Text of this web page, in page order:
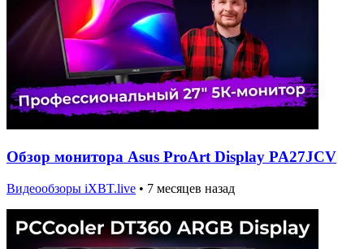
Обзор монитора Asus ProArt Display PA27JCV
Видеообзоры iXBT.live • 7 месяцев назад